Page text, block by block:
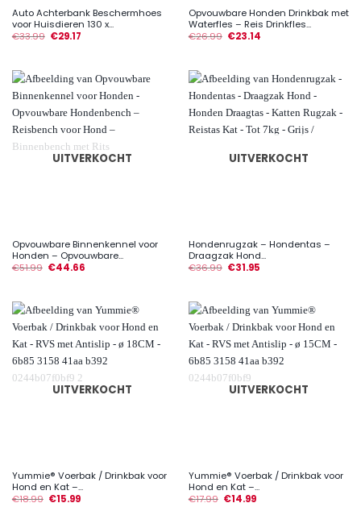
Auto Achterbank Beschermhoes
voor Huisdieren 130 x...
€33.99 €29.17
Opvouwbare Honden Drinkbak met
Waterfles – Reis Drinkfles...
€26.99 €23.14
UITVERKOCHT
Opvouwbare Binnenkennel voor
Honden – Opvouwbare...
€51.99 €44.66
UITVERKOCHT
Hondenrugzak – Hondentas –
Draagzak Hond...
€36.99 €31.95
UITVERKOCHT
Yummie® Voerbak / Drinkbak voor
Hond en Kat –...
€18.99 €15.99
UITVERKOCHT
Yummie® Voerbak / Drinkbak voor
Hond en Kat –...
€17.99 €14.99